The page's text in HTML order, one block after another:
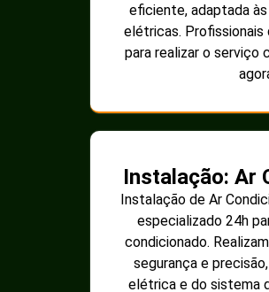
eficiente, adaptada
elétricas.
para realizar o serviço
Instalação: Ar
Instalação de Ar
especializado 24h
condicionado.
segurança e
elétrica e do sistema